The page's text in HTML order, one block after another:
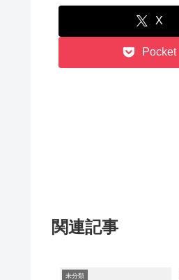
X
Pocket
関連記事
未分類